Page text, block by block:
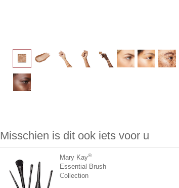
Misschien is dit ook iets voor u
Mary Kay®
Essential Brush
Collection